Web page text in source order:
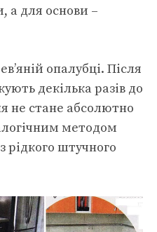
а для основи –
опалубці. Після
декілька разів до
не стане абсолютно
методом
рідкого штучного